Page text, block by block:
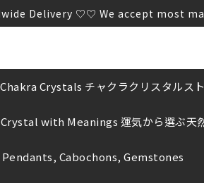
Delivery ♡♡ We accept most
Delivery ♡♡ We accept most
We WILL NOT proactively ask you
Delivery ♡♡ We accept most
Chakra Crystals チャクラクリスタルス
with Meanings 運気から選ぶ天
Cabochons, Gemstones